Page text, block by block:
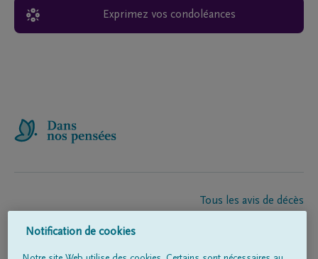
Exprimez vos condoléances
Tous les avis de décès
Entrepreneur de pompes funèbres
Notification de cookies